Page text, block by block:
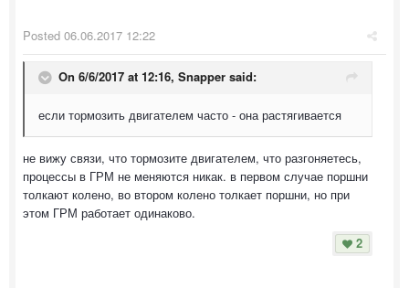
Posted 06.06.2017 12:22
On 6/6/2017 at 12:16, Snapper said:
если тормозить двигателем часто - она растягивается
не вижу связи, что тормозите двигателем, что разгоняетесь,
процессы в ГРМ не меняются никак. в первом случае поршни
толкают колено, во втором колено толкает поршни, но при
этом ГРМ работает одинаково.
2